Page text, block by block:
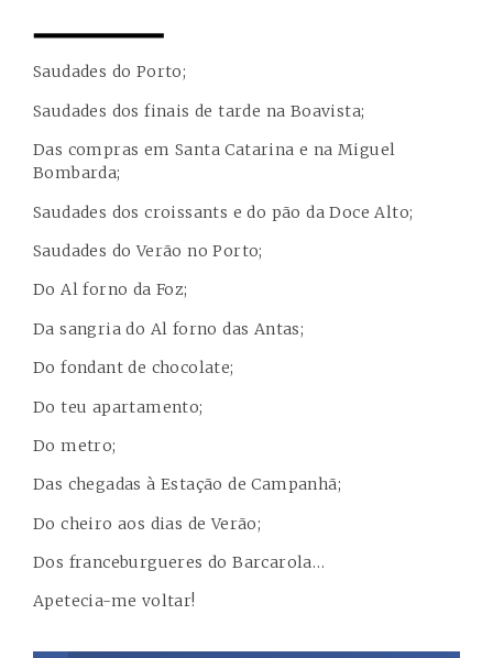
Saudades do Porto;
Saudades dos finais de tarde na Boavista;
Das compras em Santa Catarina e na Miguel
Bombarda;
Saudades dos croissants e do pão da Doce Alto;
Saudades do Verão no Porto;
Do Al forno da Foz;
Da sangria do Al forno das Antas;
Do fondant de chocolate;
Do teu apartamento;
Do metro;
Das chegadas à Estação de Campanhã;
Do cheiro aos dias de Verão;
Dos franceburgueres do Barcarola…
Apetecia-me voltar!